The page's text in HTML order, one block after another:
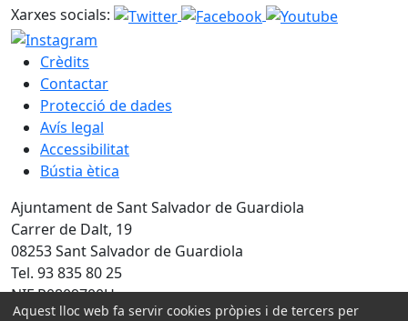
Xarxes socials:
Crèdits
Contactar
Protecció de dades
Avís legal
Accessibilitat
Bústia ètica
Ajuntament de Sant Salvador de Guardiola
Carrer de Dalt, 19
08253 Sant Salvador de Guardiola
Tel. 93 835 80 25
NIF P0809700H
Aquest lloc web fa servir cookies pròpies i de tercers per